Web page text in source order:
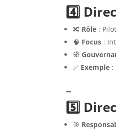
4️⃣
🔀 Rôle :
🧠 Focus :
🧭
✅ Exemple :
–
5️⃣
🎯